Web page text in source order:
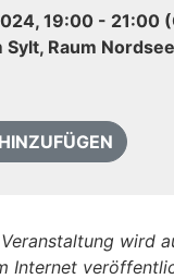
19:00 - 21:00
Raum Nordsee
wird
Internet